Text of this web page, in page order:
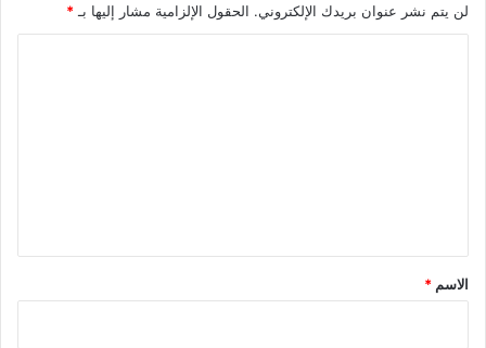
لن يتم نشر عنوان بريدك الإلكتروني. الحقول الإلزامية مشار إليها بـ *
*
الاسم *